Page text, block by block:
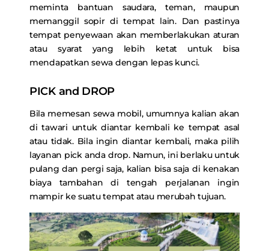
meminta bantuan saudara, teman, maupun
memanggil sopir di tempat lain. Dan pastinya
tempat penyewaan akan memberlakukan aturan
atau syarat yang lebih ketat untuk bisa
mendapatkan sewa dengan lepas kunci.
PICK and DROP
Bila memesan sewa mobil, umumnya kalian akan
di tawari untuk diantar kembali ke tempat asal
atau tidak. Bila ingin diantar kembali, maka pilih
layanan pick anda drop. Namun, ini berlaku untuk
pulang dan pergi saja, kalian bisa saja di kenakan
biaya tambahan di tengah perjalanan ingin
mampir ke suatu tempat atau merubah tujuan.